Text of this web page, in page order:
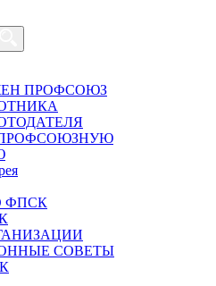
ПРОФСОЮЗ
ФПСК
СОВЕТЫ